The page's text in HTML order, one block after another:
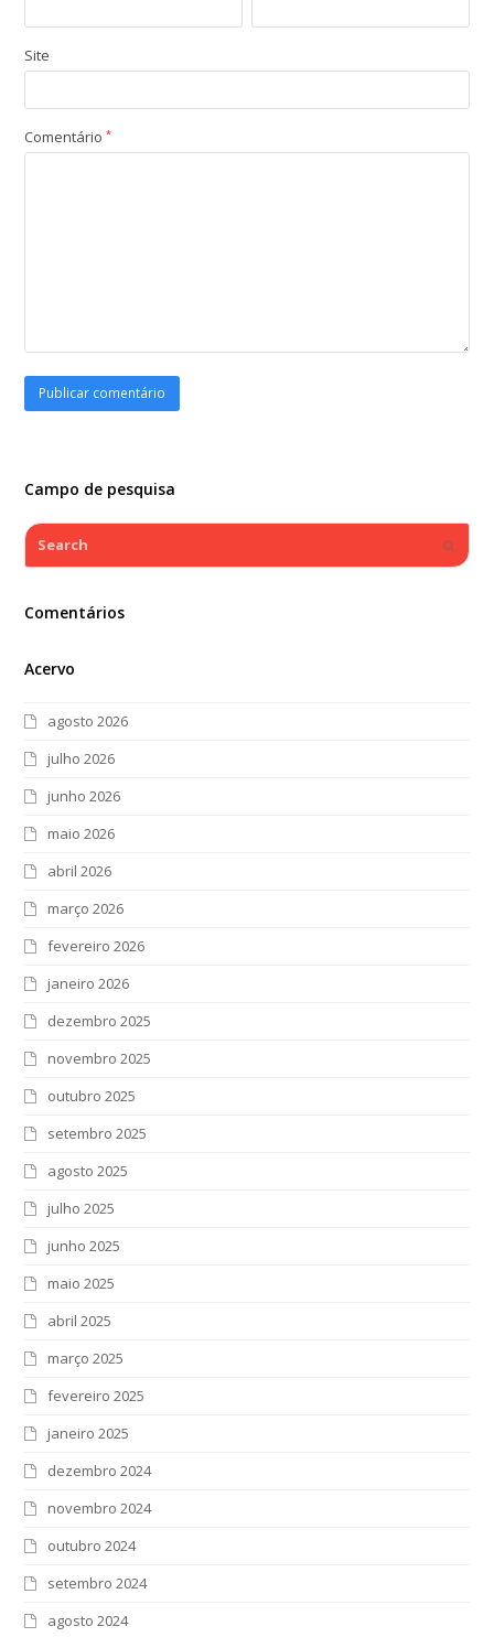
Site
Comentário*
Campo de pesquisa
Search
Comentários
Acervo
agosto 2026
julho 2026
junho 2026
maio 2026
abril 2026
março 2026
fevereiro 2026
janeiro 2026
dezembro 2025
novembro 2025
outubro 2025
setembro 2025
agosto 2025
julho 2025
junho 2025
maio 2025
abril 2025
março 2025
fevereiro 2025
janeiro 2025
dezembro 2024
novembro 2024
outubro 2024
setembro 2024
agosto 2024